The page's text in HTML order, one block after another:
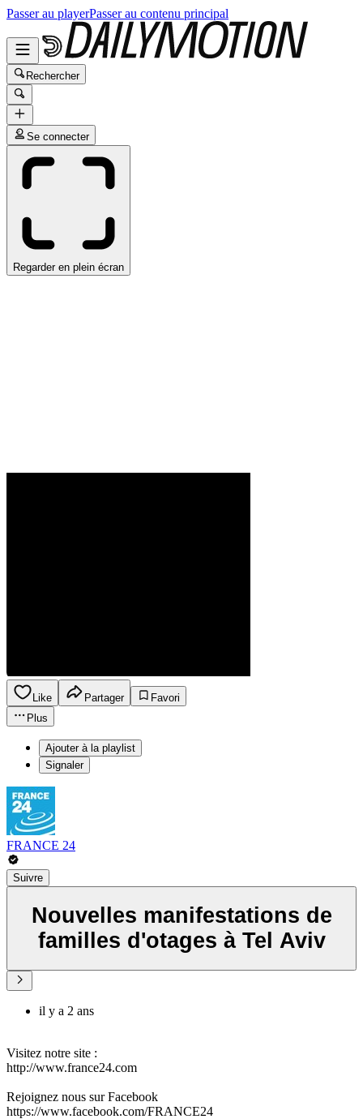
Passer au playerPasser au contenu principal
Rechercher
Se connecter
Regarder en plein écran
Like Partager
Favori
Plus
Ajouter à la playlist
Signaler
FRANCE 24
Suivre
Nouvelles manifestations de
familles d'otages à Tel Aviv
il y a 2 ans
Visitez notre site :
http://www.france24.com
Rejoignez nous sur Facebook
https://www.facebook.com/FRANCE24